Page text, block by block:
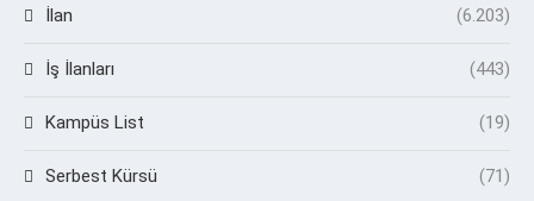
İlan (6.203)
İş İlanları (443)
Kampüs List (19)
Serbest Kürsü (71)